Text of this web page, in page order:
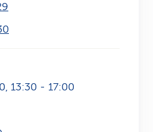
13:30 - 17:00